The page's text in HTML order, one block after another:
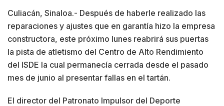
Culiacán, Sinaloa.- Después de haberle realizado las
reparaciones y ajustes que en garantía hizo la empresa
constructora, este próximo lunes reabrirá sus puertas
la pista de atletismo del Centro de Alto Rendimiento
del ISDE la cual permanecía cerrada desde el pasado
mes de junio al presentar fallas en el tartán.
El director del Patronato Impulsor del Deporte